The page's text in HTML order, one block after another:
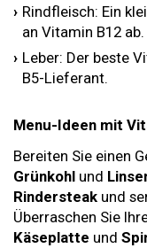
Rindfleisch: Ein
an Vitamin B12 ab.
Leber: Der beste
B5-Lieferant.
Menu-Ideen mit
Bereiten Sie einen
Grünkohl und
Rindersteak und
Überraschen Sie
Käseplatte und